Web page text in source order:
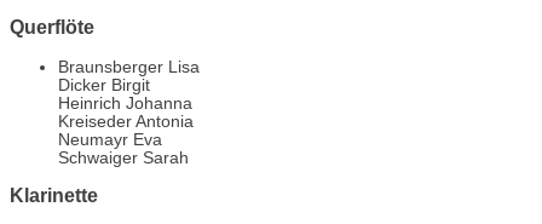
Querflöte
Braunsberger Lisa
Dicker Birgit
Heinrich Johanna
Kreiseder Antonia
Neumayr Eva
Schwaiger Sarah
Klarinette